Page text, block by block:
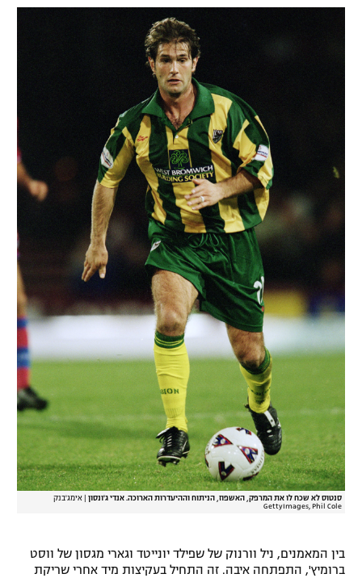
סנטוס לא שכח לו את המרפק, האשפוז, הניתוח וההיעדרות הארוכה. אנדי ג'ונסון
אימג'בנק
GettyImages, Phil Cole
בין המאמנים, ניל וורנוק של שפילד יונייטד וגארי מגסון של ווסט
ברומיץ', התפתחה איבה. זה התחיל בעקיצות מיד אחרי שריקת